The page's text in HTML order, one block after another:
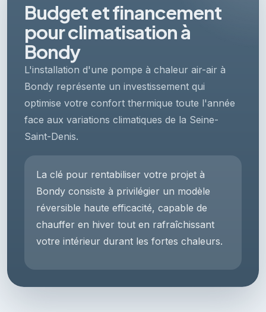
Budget et financement
pour climatisation à
Bondy
L'installation d'une pompe à chaleur air-air à
Bondy représente un investissement qui
optimise votre confort thermique toute l'année
face aux variations climatiques de la Seine-
Saint-Denis.
La clé pour rentabiliser votre projet à
Bondy consiste à privilégier un modèle
réversible haute efficacité, capable de
chauffer en hiver tout en rafraîchissant
votre intérieur durant les fortes chaleurs.